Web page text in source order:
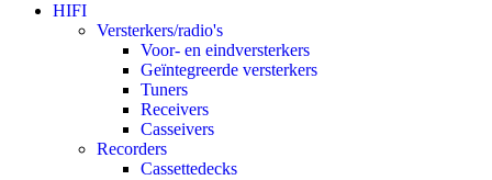
HIFI
Versterkers/radio's
Voor- en eindversterkers
Geïntegreerde versterkers
Tuners
Receivers
Casseivers
Recorders
Cassettedecks